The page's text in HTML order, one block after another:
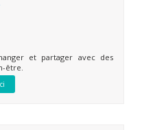
et partager avec des
être.